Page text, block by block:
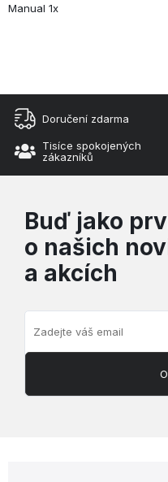
Manual 1x
Doručení zdarma
Tisíce spokojených
zákazníků
Buď jako
o našich
a akcích